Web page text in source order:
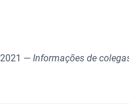
2021 — Informações de